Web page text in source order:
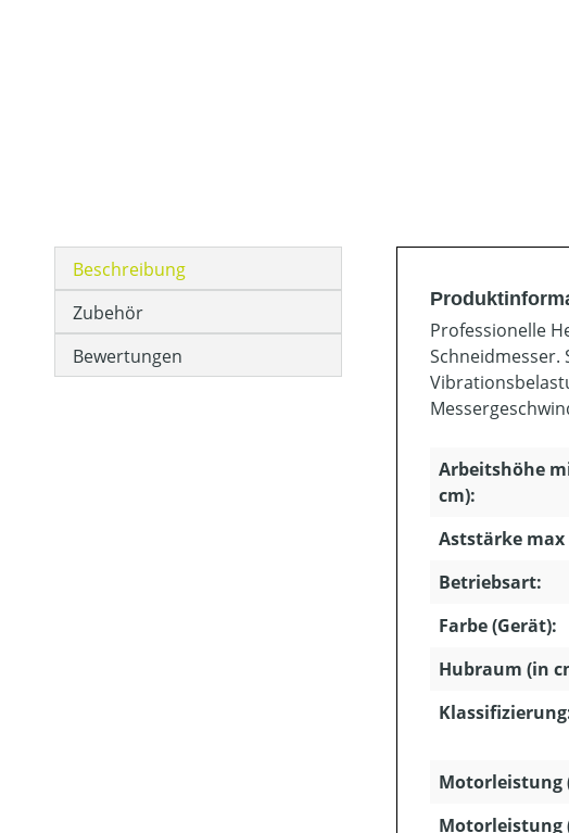
Beschreibung
Zubehör
Bewertungen
Professionelle
Schneidmesser.
Arbeitshöhe
cm):
Aststärke max
Betriebsart:
Farbe (Gerät):
Hubraum (in
Motorleistung
Motorleistung